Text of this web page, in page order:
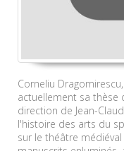
Corneliu
actuellement sa thèse
direction de Jean-
l'histoire des arts du
sur le théâtre